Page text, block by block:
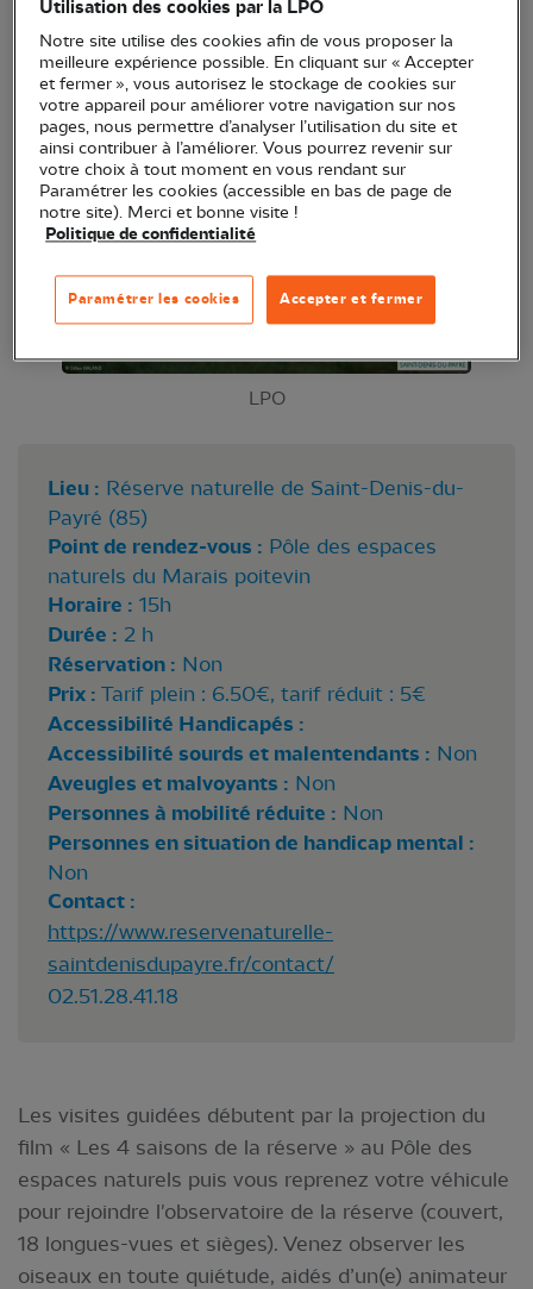
de très bonnes conditions.
LPO
Lieu : Réserve naturelle de Saint-Denis-du-
Payré (85)
Point de rendez-vous : Pôle des espaces
naturels du Marais poitevin
Horaire : 15h
Durée : 2 h
Réservation : Non
Prix : Tarif plein : 6.50€, tarif réduit : 5€
Accessibilité Handicapés :
Accessibilité sourds et malentendants : Non
Aveugles et malvoyants : Non
Personnes à mobilité réduite : Non
Personnes en situation de handicap mental :
Non
Contact :
https://www.reservenaturelle-
saintdenisdupayre.fr/contact/
02.51.28.41.18
Les visites guidées débutent par la projection du
film « Les 4 saisons de la réserve » au Pôle des
espaces naturels puis vous reprenez votre véhicule
pour rejoindre l'observatoire de la réserve (couvert,
18 longues-vues et sièges). Venez observer les
oiseaux en toute quiétude, aidés d’un(e) animateur
Utilisation des cookies par la LPO
Notre site utilise des cookies afin de vous proposer la
meilleure expérience possible. En cliquant sur « Accepter
et fermer », vous autorisez le stockage de cookies sur
votre appareil pour améliorer votre navigation sur nos
pages, nous permettre d’analyser l’utilisation du site et
ainsi contribuer à l’améliorer. Vous pourrez revenir sur
votre choix à tout moment en vous rendant sur
Paramétrer les cookies (accessible en bas de page de
notre site). Merci et bonne visite !
Politique de confidentialité
Accepter et fermer
Paramétrer les cookies